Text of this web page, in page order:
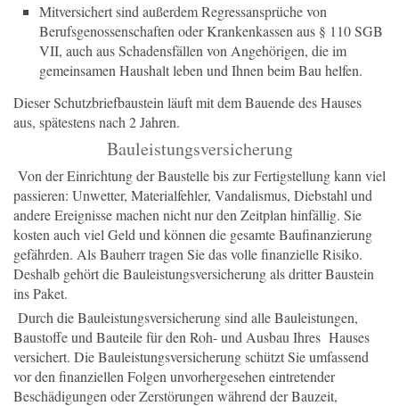
Mitversichert sind außerdem Regressansprüche von
Berufsgenossenschaften oder Krankenkassen aus § 110 SGB
VII, auch aus Schadensfällen von Angehörigen, die im
gemeinsamen Haushalt leben und Ihnen beim Bau helfen.
Dieser Schutzbriefbaustein läuft mit dem Bauende des Hauses
aus, spätestens nach 2 Jahren.
Bauleistungsversicherung
Von der Einrichtung der Baustelle bis zur Fertigstellung kann viel
passieren: Unwetter, Materialfehler, Vandalismus, Diebstahl und
andere Ereignisse machen nicht nur den Zeitplan hinfällig. Sie
kosten auch viel Geld und können die gesamte Baufinanzierung
gefährden. Als Bauherr tragen Sie das volle finanzielle Risiko.
Deshalb gehört die Bauleistungsversicherung als dritter Baustein
ins Paket.
Durch die Bauleistungsversicherung sind alle Bauleistungen,
Baustoffe und Bauteile für den Roh- und Ausbau Ihres Hauses
versichert. Die Bauleistungsversicherung schützt Sie umfassend
vor den finanziellen Folgen unvorhergesehen eintretender
Beschädigungen oder Zerstörungen während der Bauzeit,